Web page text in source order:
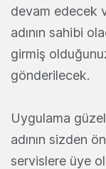
devam edecek
adının sahibi
girmiş
gönderilecek.
Uygulama
adının sizden
servislere üye